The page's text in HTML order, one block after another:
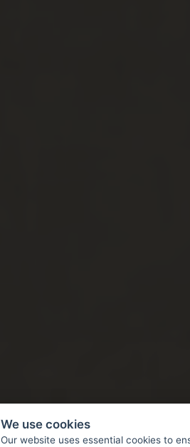
We use cookies
Our website uses essential cookies to